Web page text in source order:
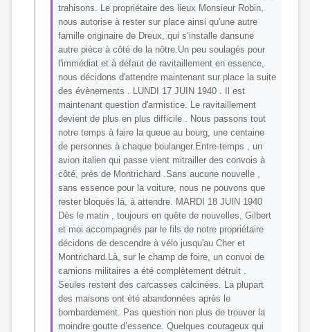
trahisons. Le propriétaire des lieux Monsieur Robin,
nous autorise à rester sur place ainsi qu'une autre
famille originaire de Dreux, qui s’installe dansune
autre pièce à côté de la nôtre.Un peu soulagés pour
l'immédiat et à défaut de ravitaillement en essence,
nous décidons d'attendre maintenant sur place la suite
des évènements . LUNDI 17 JUIN 1940 . Il est
maintenant question d'armistice. Le ravitaillement
devient de plus en plus difficile . Nous passons tout
notre temps à faire la queue au bourg, une centaine
de personnes à chaque boulanger.Entre-temps , un
avion italien qui passe vient mitrailler des convois à
côté, près de Montrichard .Sans aucune nouvelle ,
sans essence pour la voiture, nous ne pouvons que
rester bloqués là, à attendre. MARDI 18 JUIN 1940
Dès le matin , toujours en quête de nouvelles, Gilbert
et moi accompagnés par le fils de notre propriétaire
décidons de descendre à vélo jusqu'au Cher et
Montrichard.Là, sur le champ de foire, un convoi de
camions militaires a été complètement détruit .
Seules restent des carcasses calcinées. La plupart
des maisons ont été abandonnées après le
bombardement. Pas question non plus de trouver la
moindre goutte d’essence. Quelques courageux qui